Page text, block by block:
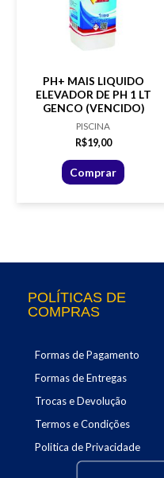
PH+ MAIS LIQUIDO
ELEVADOR DE PH 1 LT
GENCO (VENCIDO)
PISCINA
R$19,00
Comprar
POLÍTICAS DE
COMPRAS
Formas de Pagamento
Formas de Entregas
Trocas e Devolução
Termos e Condições
Politica de Privacidade